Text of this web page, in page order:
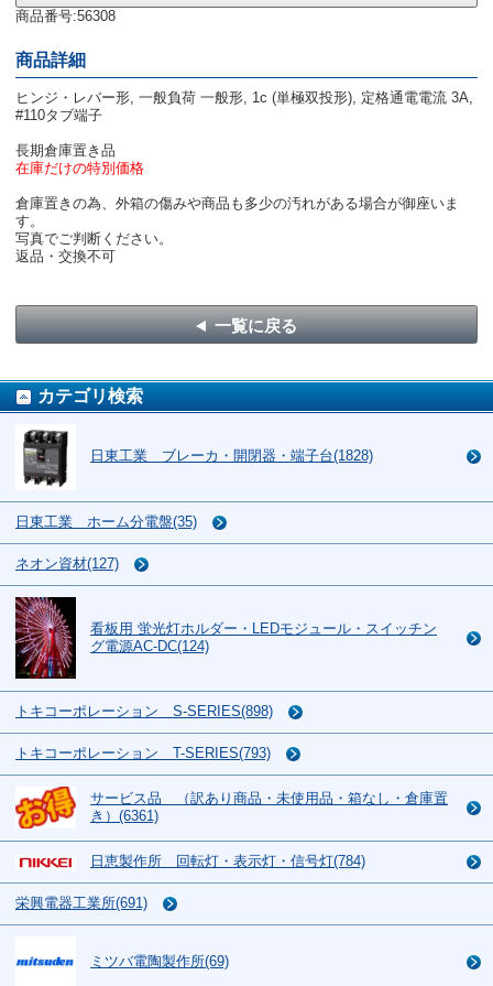
商品番号:56308
商品詳細
ヒンジ・レバー形, 一般負荷 一般形, 1c (単極双投形), 定格通電電流 3A,
#110タブ端子
長期倉庫置き品
在庫だけの特別価格
倉庫置きの為、外箱の傷みや商品も多少の汚れがある場合が御座いま
す。
写真でご判断ください。
返品・交換不可
一覧に戻る
カテゴリ検索
日東工業 ブレーカ・開閉器・端子台(1828)
日東工業 ホーム分電盤(35)
ネオン資材(127)
看板用 蛍光灯ホルダー・LEDモジュール・スイッチン
グ電源AC-DC(124)
トキコーポレーション S-SERIES(898)
トキコーポレーション T-SERIES(793)
サービス品 （訳あり商品・未使用品・箱なし・倉庫置
き）(6361)
日恵製作所 回転灯・表示灯・信号灯(784)
栄興電器工業所(691)
ミツバ電陶製作所(69)